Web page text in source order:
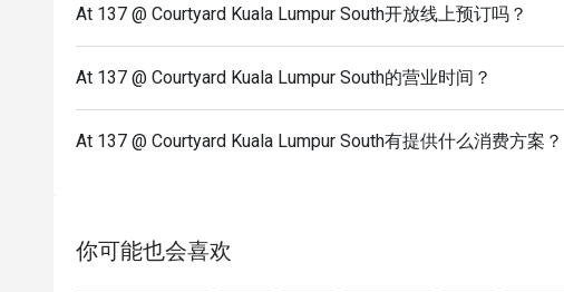
At 137 @ Courtyard Kuala Lumpur South开放线上预订吗？
At 137 @ Courtyard Kuala Lumpur South的营业时间？
At 137 @ Courtyard Kuala Lumpur South有提供什么消费方案？
你可能也会喜欢